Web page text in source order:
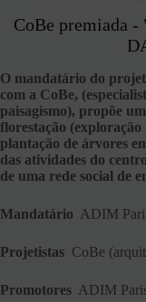
CoBe premiada
O mandatário do
com a CoBe,
paisagismo), propõe
florestação
plantação de árvores
das atividades do
de uma rede social de
Mandatário ADIM
Projetistas CoBe
Promotores ADIM